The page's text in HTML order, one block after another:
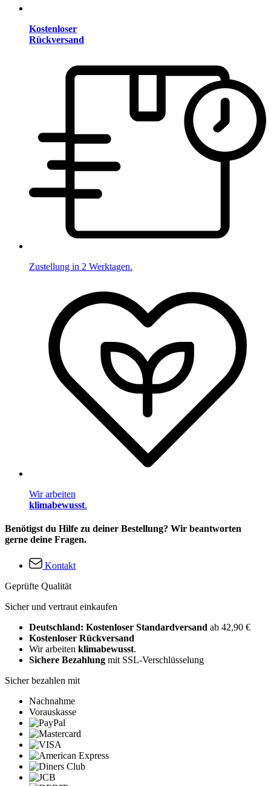
Kostenloser
Rückversand
Zustellung in 2 Werktagen.
Wir arbeiten
klimabewusst.
Benötigst du Hilfe zu deiner Bestellung? Wir beantworten
gerne deine Fragen.
Kontakt
Geprüfte Qualität
Sicher und vertraut einkaufen
Deutschland: Kostenloser Standardversand ab 42,90 €
Kostenloser Rückversand
Wir arbeiten klimabewusst.
Sichere Bezahlung mit SSL-Verschlüsselung
Sicher bezahlen mit
Nachnahme
Vorauskasse